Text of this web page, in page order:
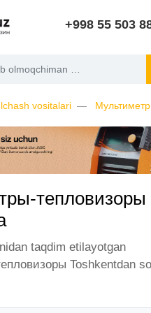
+998 55 503
vositalari
тепловизоры
taqdim etilayotgan
Toshkentdan
katta talabga ega. Biz